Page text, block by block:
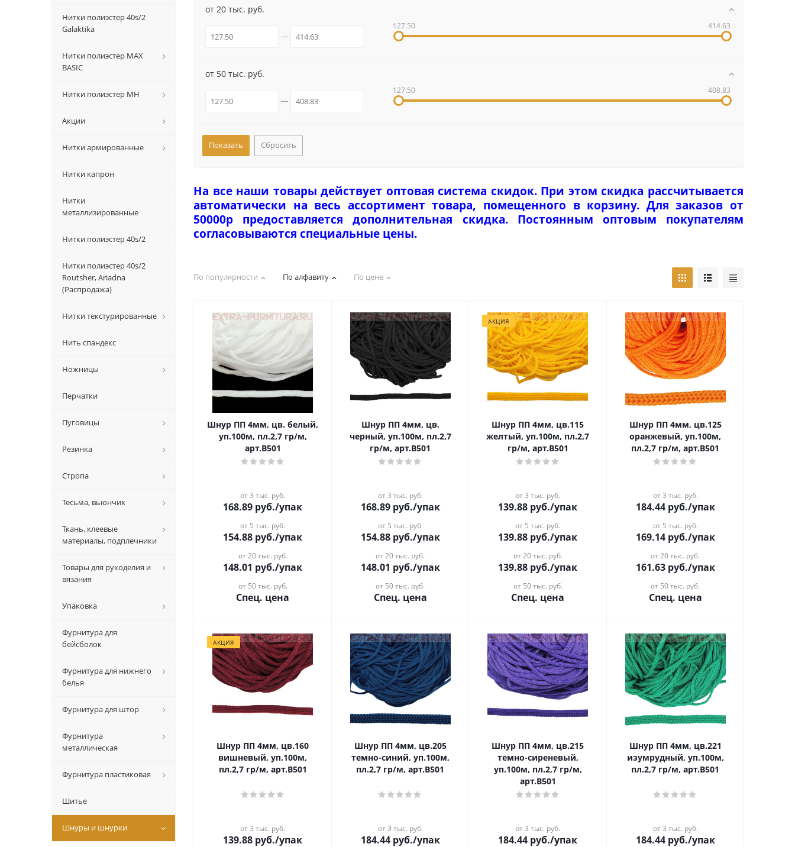
от 20 тыс. руб.
127.50 414.63
от 50 тыс. руб.
127.50 408.83
Сбросить
На все наши товары действует оптовая система скидок. При этом скидка рассчитывается
автоматически на весь ассортимент товара, помещенного в корзину. Для заказов от
50000р предоставляется дополнительная скидка. Постоянным оптовым покупателям
согласовываются специальные цены.
По популярности По алфавиту По цене
Шнур ПП 4мм, цв. белый,
уп.100м, пл.2,7 гр/м,
арт.В501
от 3 тыс. руб.
168.89 руб./упак
от 5 тыс. руб.
154.88 руб./упак
от 20 тыс. руб.
148.01 руб./упак
от 50 тыс. руб.
Спец. цена
Шнур ПП 4мм, цв.
черный, уп.100м, пл.2,7
гр/м, арт.В501
от 3 тыс. руб.
168.89руб./упак
от 5 тыс. руб.
154.88руб./упак
от 20 тыс. руб.
148.01 руб./упак
от 50 тыс. руб.
Спец. цена
АКЦИЯ
Шнур ПП 4мм, цв.115
желтый, уп.100м, пл.2,7
гр/м, арт.В501
от 3 тыс. руб.
139.88 руб./упак
от 5 тыс. руб.
139.88 руб./упак
от 20 тыс. руб.
139.88 руб./упак
от 50 тыс. руб.
Спец. цена
Шнур ПП 4мм, цв.125
оранжевый, уп.100м,
пл.2,7 гр/м, арт.В501
от 3 тыс. руб.
184.44руб./упак
от 5 тыс. руб.
169.14руб./упак
от 20 тыс. руб.
161.63руб./упак
от 50 тыс. руб.
Спец. цена
АКЦИЯ
Шнур ПП 4мм, цв.160
вишневый, уп.100м,
пл.2,7 гр/м, арт.В501
от 3 тыс. руб.
139.88 руб./упак
Шнур ПП 4мм, цв.205
темно-синий, уп.100м,
пл.2,7 гр/м, арт.В501
от 3 тыс. руб.
184.44руб./упак
Шнур ПП 4мм, цв.215
темно-сиреневый,
уп.100м, пл.2,7 гр/м,
арт.В501
от 3 тыс. руб.
184.44 руб./упак
Шнур ПП 4мм, цв.221
изумрудный, уп.100м,
пл.2,7 гр/м, арт.В501
от 3 тыс. руб.
184.44руб./упак
Нитки полиэстер 40s/2
Galaktika
Нитки полиэстер MAX
BASIC
Нитки полиэстер MH
Акции
Нитки армированные
Нитки капрон
Нитки
металлизированные
Нитки полиэстер 40s/2
Нитки полиэстер 40s/2
Routsher, Ariadna
(Распродажа)
Нитки текстурированные
Нить спандекс
Ножницы
Перчатки
Пуговицы
Резинка
Стропа
Тесьма, вьюнчик
Ткань, клеевые
материалы, подплечники
Товары для рукоделия и
вязания
Упаковка
Фурнитура для
бейсболок
Фурнитура для нижнего
белья
Фурнитура для штор
Фурнитура
металлическая
Фурнитура пластиковая
Шитье
Шнуры и шнурки